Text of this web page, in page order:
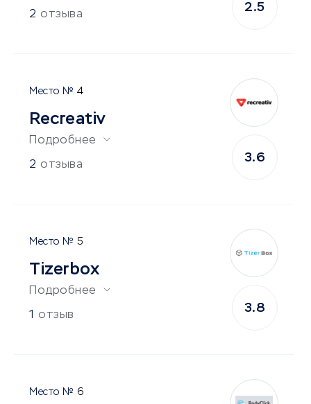
2 отзыва
2.5
4
Recreativ
Подробнее
2 отзыва
3.6
5
Tizerbox
Подробнее
1 отзыв
3.8
6